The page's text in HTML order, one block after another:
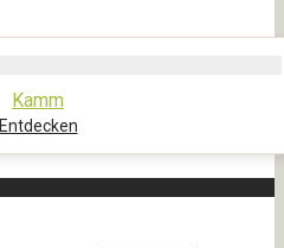
Kamm
Entdecken